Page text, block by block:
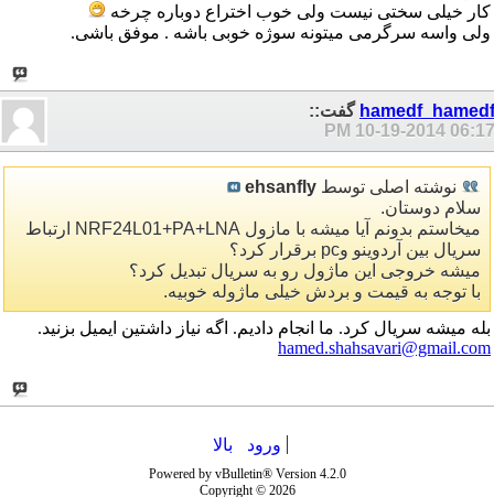
کار خیلی سختی نیست ولی خوب اختراع دوباره چرخه
ولی واسه سرگرمی میتونه سوژه خوبی باشه . موفق باشی.
hamedf_hamedf گفت::
10-19-2014 06:17 PM
نوشته اصلی توسط ehsanfly
سلام دوستان.
میخاستم بدونم آیا میشه با مازول NRF24L01+PA+LNA ارتباط
سریال بین آردوینو وpc برقرار کرد؟
میشه خروجی این ماژول رو به سریال تبدیل کرد؟
با توجه به قیمت و بردش خیلی ماژوله خوبیه.
بله میشه سریال کرد. ما انجام دادیم. اگه نیاز داشتین ایمیل بزنید.
hamed.shahsavari@gmail.com
ورود بالا
Powered by vBulletin® Version 4.2.0
Copyright © 2026